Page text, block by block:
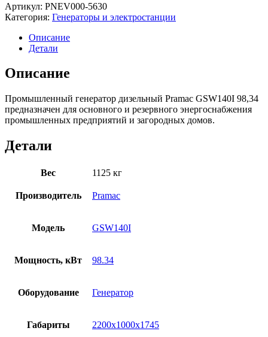
Артикул: PNEV000-5630
Категория: Генераторы и электростанции
Описание
Детали
Описание
Промышленный генератор дизельный Pramac GSW140I 98,34
предназначен для основного и резервного энергоснабжения
промышленных предприятий и загородных домов.
Детали
Вес 1125 кг
Производитель Pramac
Модель GSW140I
Мощность, кВт 98.34
Оборудование Генератор
Габариты 2200x1000x1745